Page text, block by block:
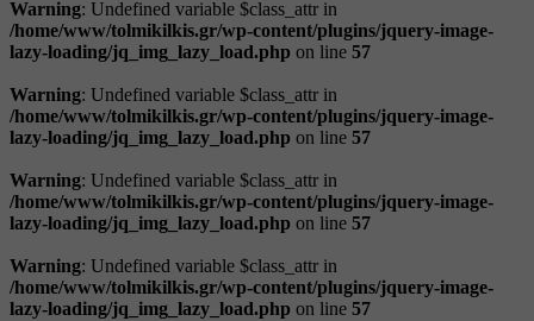
Warning: Undefined variable $class_attr in
/home/www/tolmikilkis.gr/wp-content/plugins/jquery-image-
lazy-loading/jq_img_lazy_load.php on line 57
Warning: Undefined variable $class_attr in
/home/www/tolmikilkis.gr/wp-content/plugins/jquery-image-
lazy-loading/jq_img_lazy_load.php on line 57
Warning: Undefined variable $class_attr in
/home/www/tolmikilkis.gr/wp-content/plugins/jquery-image-
lazy-loading/jq_img_lazy_load.php on line 57
Warning: Undefined variable $class_attr in
/home/www/tolmikilkis.gr/wp-content/plugins/jquery-image-
lazy-loading/jq_img_lazy_load.php on line 57